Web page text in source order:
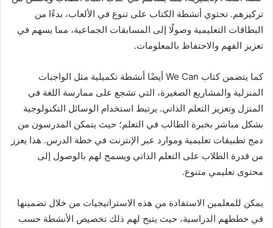
تركيزهم. تحتوي أنشطة الكتاب على تنوع في الألعاب، بدءًا من
البطاقات التعليمية وصولًا إلى المسابقات الجماعية، مما يسهم في
تعزيز الفهم والاحتفاظ بالمعلومات.
كما يتضمن كتاب We Can أيضًا أنشطة تكميلية مثل الواجبات
المنزلية والمشاريع الصغيرة، التي تشجع على ممارسة اللغة في
المنزل وتعزيز التعلم الذاتي. يرتبط استخدام الوسائل التكنولوجية
بشكل مباشر بخبرة الطالب في التعلم؛ حيث يتمكن المدرسون من
دمج تطبيقات تعليمية وموارد عبر الإنترنت في خطة الدرس. هذا يعزز
من قدرة الطلاب على التعلم الذاتي ويسمح لهم بالوصول إلى
محتوى تعليمي متنوع.
يمكن للمعلمين الاستفادة من هذه الاستراتيجيات من خلال تضمينها
في خططهم الدراسية، حيث يتيح لهم ذلك تخصيص الأنشطة حسب